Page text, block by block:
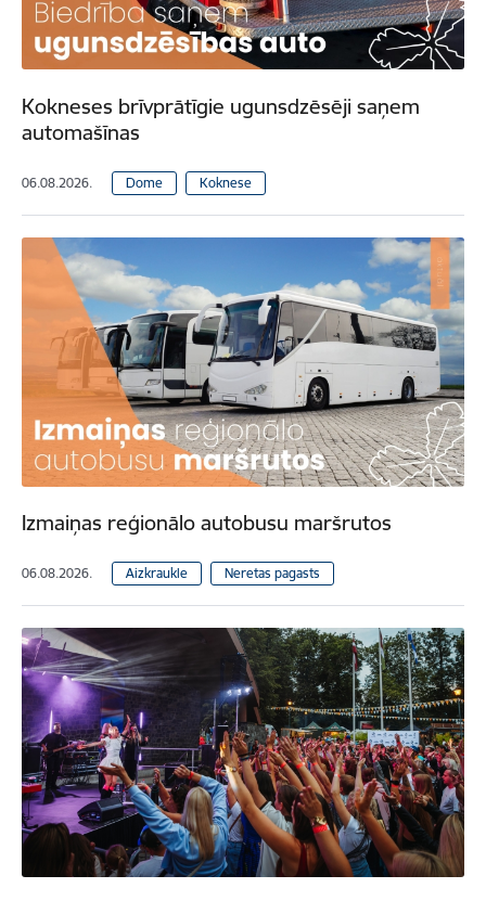
Kokneses brīvprātīgie ugunsdzēsēji saņem
automašīnas
06.08.2026. Dome Koknese
Izmaiņas reģionālo autobusu maršrutos
06.08.2026. Aizkraukle Neretas pagasts